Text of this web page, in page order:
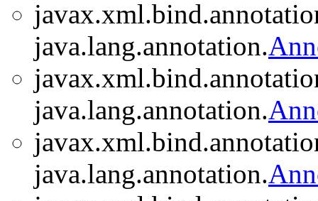
java.lang.annotation.
java.lang.annotation.
java.lang.annotation.